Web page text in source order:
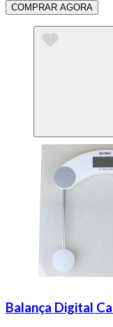
COMPRAR AGORA
Balança Digital